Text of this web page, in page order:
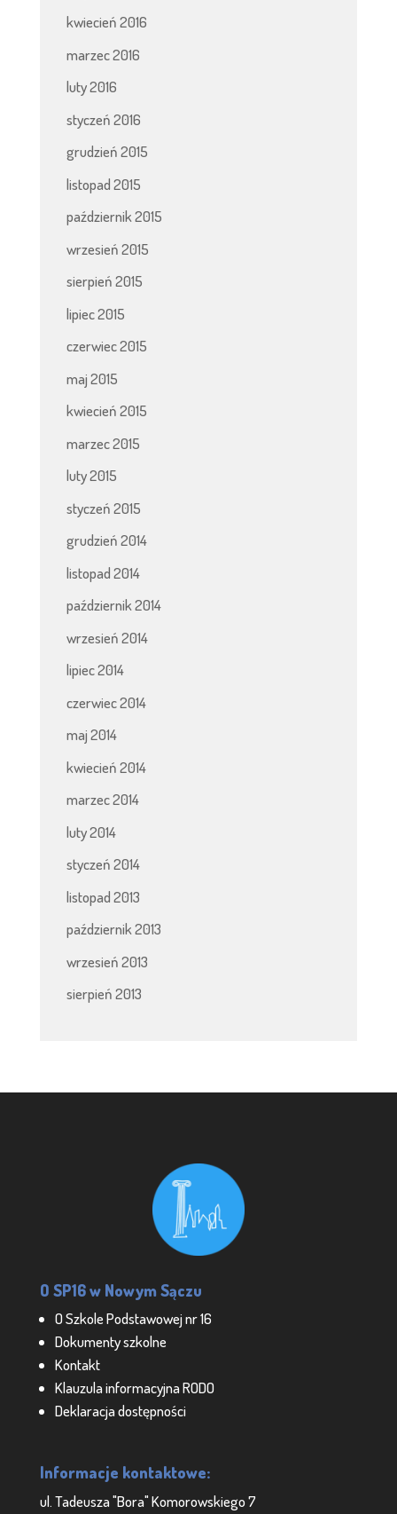
kwiecień 2016
marzec 2016
luty 2016
styczeń 2016
grudzień 2015
listopad 2015
październik 2015
wrzesień 2015
sierpień 2015
lipiec 2015
czerwiec 2015
maj 2015
kwiecień 2015
marzec 2015
luty 2015
styczeń 2015
grudzień 2014
listopad 2014
październik 2014
wrzesień 2014
lipiec 2014
czerwiec 2014
maj 2014
kwiecień 2014
marzec 2014
luty 2014
styczeń 2014
listopad 2013
październik 2013
wrzesień 2013
sierpień 2013
O SP16 w Nowym Sączu
O Szkole Podstawowej nr 16
Dokumenty szkolne
Kontakt
Klauzula informacyjna RODO
Deklaracja dostępności
Informacje kontaktowe:
ul. Tadeusza "Bora" Komorowskiego 7